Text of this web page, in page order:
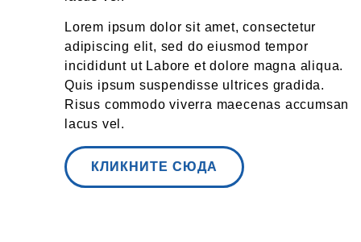
Lorem ipsum dolor sit amet, consectetur
adipiscing elit, sed do eiusmod tempor
incididunt ut Labore et dolore magna aliqua.
Quis ipsum suspendisse ultrices gradida.
Risus commodo viverra maecenas accumsan
lacus vel.
КЛИКНИТЕ СЮДА